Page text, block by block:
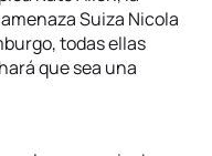
Suiza Nicola
todas ellas
que sea una